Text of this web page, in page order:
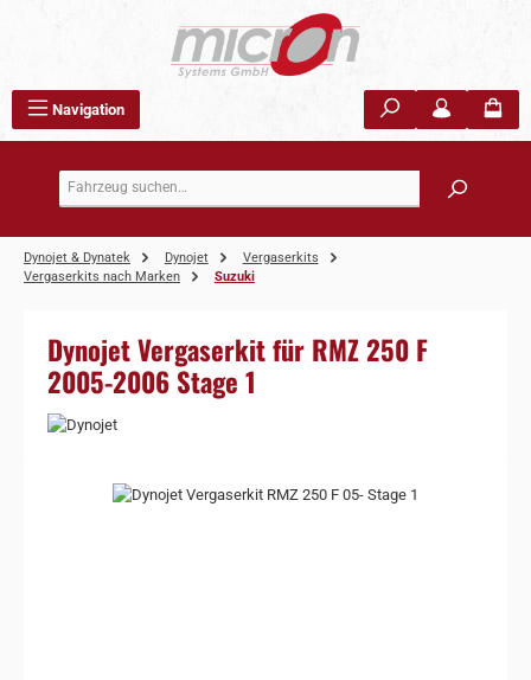
Navigation
Dynojet & Dynatek Dynojet
Vergaserkits
Vergaserkits nach Marken
Suzuki
Dynojet Vergaserkit für RMZ 250 F
2005-2006 Stage 1
Bildergalerie überspringen